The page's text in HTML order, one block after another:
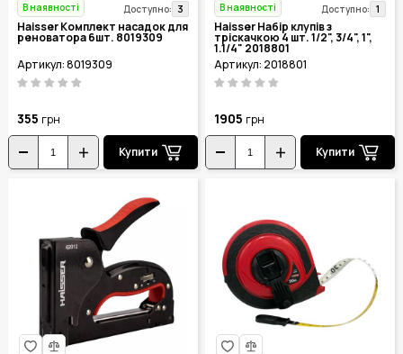
В наявності Доступно: 3
Haisser Комплект насадок для
реноватора 6шт. 8019309
Артикул: 8019309
355 грн
Купити
В наявності
Доступно: 1
Haisser Набір клупів з
тріскачкою 4 шт. 1/2", 3/4", 1",
1.1/4" 2018801
Артикул: 2018801
1905 грн
Купити